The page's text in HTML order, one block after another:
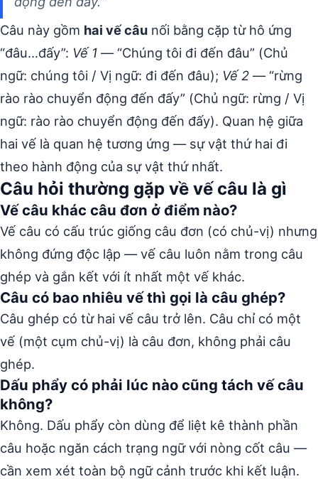
Câu này gồm hai vế câu nối bằng cặp từ hô ứng
“đâu…đấy”: Vế 1 — “Chúng tôi đi đến đâu” (Chủ
ngữ: chúng tôi / Vị ngữ: đi đến đâu); Vế 2 — “rừng
rào rào chuyển động đến đấy” (Chủ ngữ: rừng / Vị
ngữ: rào rào chuyển động đến đấy). Quan hệ giữa
hai vế là quan hệ tương ứng — sự vật thứ hai đi
theo hành động của sự vật thứ nhất.
Câu hỏi thường gặp về vế câu là gì
Vế câu khác câu đơn ở điểm nào?
Vế câu có cấu trúc giống câu đơn (có chủ-vị) nhưng
không đứng độc lập — vế câu luôn nằm trong câu
ghép và gắn kết với ít nhất một vế khác.
Câu có bao nhiêu vế thì gọi là câu ghép?
Câu ghép có từ hai vế câu trở lên. Câu chỉ có một
vế (một cụm chủ-vị) là câu đơn, không phải câu
ghép.
Dấu phẩy có phải lúc nào cũng tách vế câu
không?
Không. Dấu phẩy còn dùng để liệt kê thành phần
câu hoặc ngăn cách trạng ngữ với nòng cốt câu —
cần xem xét toàn bộ ngữ cảnh trước khi kết luận.